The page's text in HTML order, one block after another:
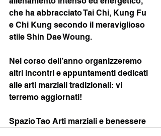
che ha abbracciato Tai Chi, Kung Fu
e Chi Kung secondo il meraviglioso
stile Shin Dae Woung.
Nel corso dell’anno organizzeremo
altri incontri e appuntamenti dedicati
alle arti marziali tradizionali: vi
terremo aggiornati!
Spazio Tao Arti marziali e benessere